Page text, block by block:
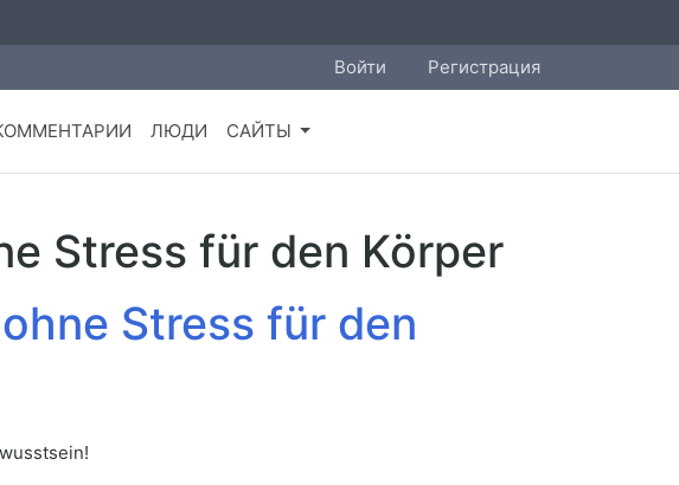
Войти Регистрация
ЛЮДИ САЙТЫ
Stress für den Körper
Stress für den